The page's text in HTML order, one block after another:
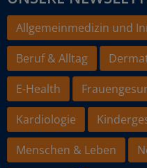
Allgemeinmedizin und
Beruf & Alltag
E-Health
Kardiologie
Menschen & Leben